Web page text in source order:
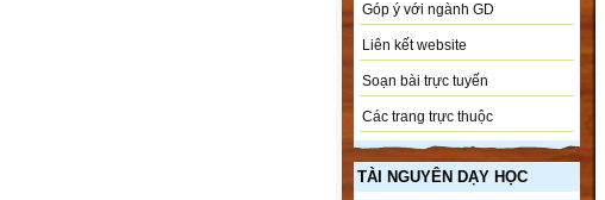
Góp ý với ngành GD
Liên kết website
Soạn bài trực tuyến
Các trang trực thuộc
TÀI NGUYÊN DẠY HỌC